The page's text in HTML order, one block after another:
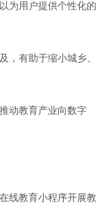
为用户提供个性化的
，有助于缩小城乡、
动教育产业向数字
线教育小程序开展教